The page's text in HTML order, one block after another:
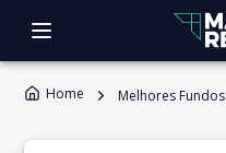
Home Melhores Fundos